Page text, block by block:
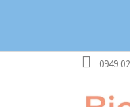
0949